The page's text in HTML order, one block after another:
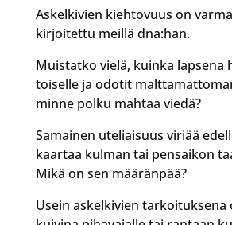
Askelkivien kiehtovuus on
kirjoitettu meillä dna:han.
Muistatko vielä, kuinka lapsena
toiselle ja odotit
minne polku mahtaa viedä?
Samainen uteliaisuus viriää
kaartaa kulman tai pensaikon
Mikä on sen määränpää?
Usein askelkivien tarkoituksena